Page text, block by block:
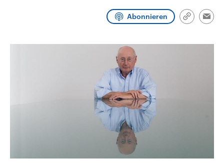
Wahlprogramme, aktuelle Berichte
und Hintergründe zu den Parteien
und Kandidaten der anstehenden
Programm Podcasts
Audio-Archiv
Abonnieren
Link